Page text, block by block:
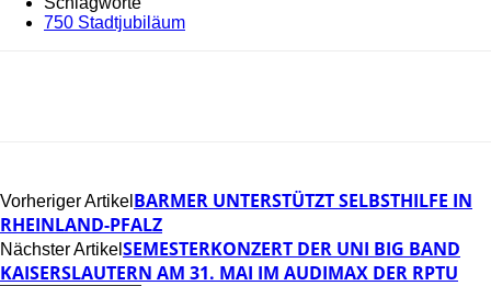
750 Stadtjubiläum
Vorheriger Artikel BARMER UNTERSTÜTZT SELBSTHILFE IN
RHEINLAND-PFALZ
Nächster Artikel SEMESTERKONZERT DER UNI BIG BAND
KAISERSLAUTERN AM 31. MAI IM AUDIMAX DER RPTU